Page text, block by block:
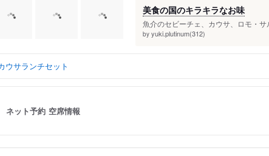
美食の国のキラキラなお味
魚介のセビーチェ、カウサ、ロモ・
by yuki.plutinum(312)
ウサランチセット
ネット予約 空席情報